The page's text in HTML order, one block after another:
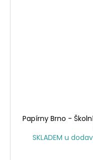
Papírny Brno -
SKLADEM u